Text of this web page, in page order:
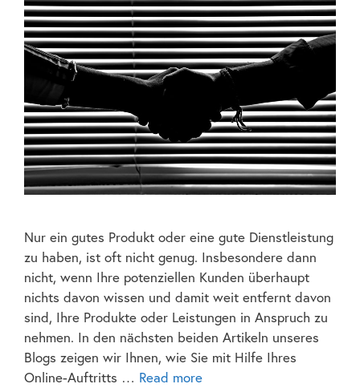
Nur ein gutes Produkt oder eine gute Dienstleistung
zu haben, ist oft nicht genug. Insbesondere dann
nicht, wenn Ihre potenziellen Kunden überhaupt
nichts davon wissen und damit weit entfernt davon
sind, Ihre Produkte oder Leistungen in Anspruch zu
nehmen. In den nächsten beiden Artikeln unseres
Blogs zeigen wir Ihnen, wie Sie mit Hilfe Ihres
Online-Auftritts … Read more